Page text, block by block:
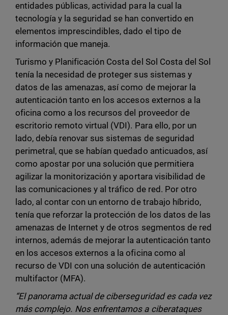
entidades públicas, actividad para la cual la
tecnología y la seguridad se han convertido en
elementos imprescindibles, dado el tipo de
información que maneja.
Turismo y Planificación Costa del Sol Costa del Sol
tenía la necesidad de proteger sus sistemas y
datos de las amenazas, así como de mejorar la
autenticación tanto en los accesos externos a la
oficina como a los recursos del proveedor de
escritorio remoto virtual (VDI). Para ello, por un
lado, debía renovar sus sistemas de seguridad
perimetral, que se habían quedado anticuados, así
como apostar por una solución que permitiera
agilizar la monitorización y aportara visibilidad de
las comunicaciones y al tráfico de red. Por otro
lado, al contar con un entorno de trabajo híbrido,
tenía que reforzar la protección de los datos de las
amenazas de Internet y de otros segmentos de red
internos, además de mejorar la autenticación tanto
en los accesos externos a la oficina como al
recurso de VDI con una solución de autenticación
multifactor (MFA).
“Elpanorama actual de ciberseguridad es cada vez
más complejo. Nos enfrentamos a ciberataques